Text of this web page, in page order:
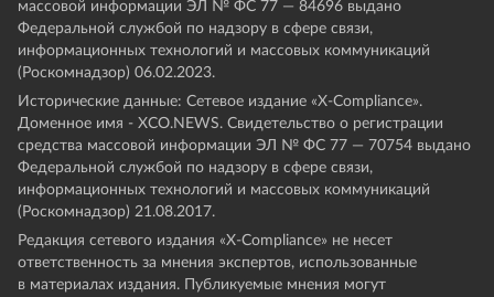
массовой информации ЭЛ № ФС 77 — 84696 выдано
Федеральной службой по надзору в сфере связи,
информационных технологий и массовых коммуникаций
(Роскомнадзор) 06.02.2023.
Исторические данные: Сетевое издание «Х-Compliance».
Доменное имя - XCO.NEWS. Свидетельство о регистрации
средства массовой информации ЭЛ № ФС 77 — 70754 выдано
Федеральной службой по надзору в сфере связи,
информационных технологий и массовых коммуникаций
(Роскомнадзор) 21.08.2017.
Редакция сетевого издания «X-Compliance» не несет
ответственность за мнения экспертов, использованные
в материалах издания. Публикуемые мнения могут